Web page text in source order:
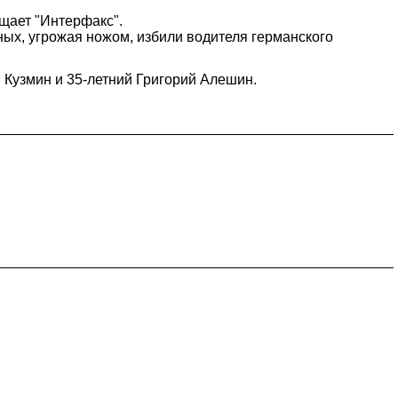
"Интерфакс".
угрожая ножом, избили водителя германского
и 35-летний Григорий Алешин.